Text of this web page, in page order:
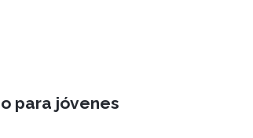
para jóvenes